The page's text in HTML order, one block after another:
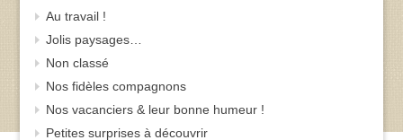
Au travail !
Jolis paysages…
Non classé
Nos fidèles compagnons
Nos vacanciers & leur bonne humeur !
Petites surprises à découvrir